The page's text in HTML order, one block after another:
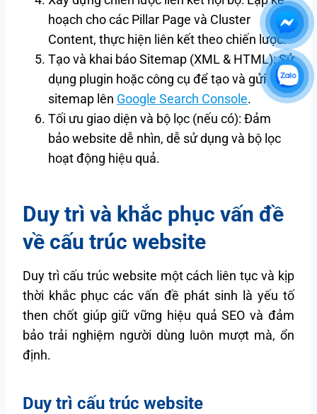
hoạch cho các Pillar Page và Cluster
Content, thực hiện liên kết theo chiến lược.
Tạo và khai báo Sitemap (XML & HTML): Sử
dụng plugin hoặc công cụ để tạo và gửi
sitemap lên Google Search Console.
Tối ưu giao diện và bộ lọc (nếu có): Đảm
bảo website dễ nhìn, dễ sử dụng và bộ lọc
hoạt động hiệu quả.
Duy trì và khắc phục vấn đề
về cấu trúc website
Duy trì cấu trúc website một cách liên tục và kịp
thời khắc phục các vấn đề phát sinh là yếu tố
then chốt giúp giữ vững hiệu quả SEO và đảm
bảo trải nghiệm người dùng luôn mượt mà, ổn
định.
Duy trì cấu trúc website